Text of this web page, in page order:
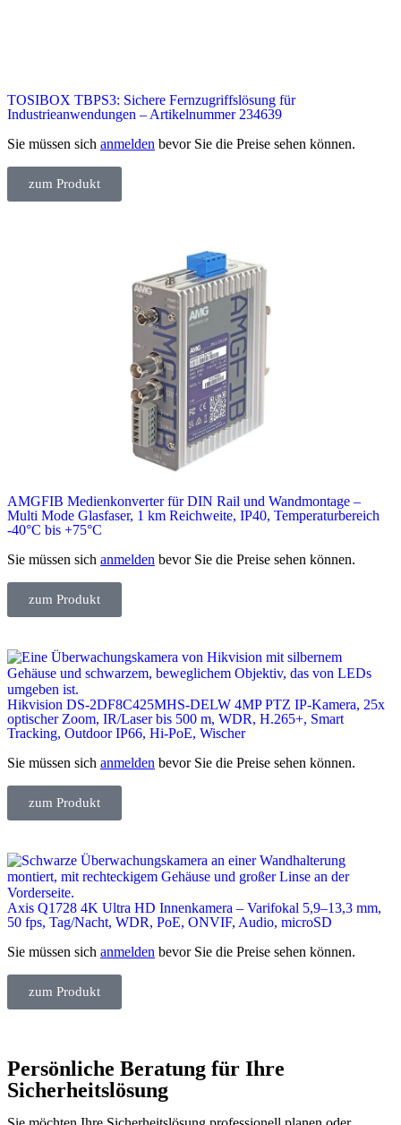
TOSIBOX TBPS3: Sichere Fernzugriffslösung für
Industrieanwendungen – Artikelnummer 234639
Sie müssen sich anmelden bevor Sie die Preise sehen können.
zum Produkt
AMGFIB Medienkonverter für DIN Rail und Wandmontage –
Multi Mode Glasfaser, 1 km Reichweite, IP40, Temperaturbereich
-40°C bis +75°C
Sie müssen sich anmelden bevor Sie die Preise sehen können.
zum Produkt
Hikvision DS-2DF8C425MHS-DELW 4MP PTZ IP-Kamera, 25x
optischer Zoom, IR/Laser bis 500 m, WDR, H.265+, Smart
Tracking, Outdoor IP66, Hi-PoE, Wischer
Sie müssen sich anmelden bevor Sie die Preise sehen können.
zum Produkt
Axis Q1728 4K Ultra HD Innenkamera – Varifokal 5,9–13,3 mm,
50 fps, Tag/Nacht, WDR, PoE, ONVIF, Audio, microSD
Sie müssen sich anmelden bevor Sie die Preise sehen können.
zum Produkt
Persönliche Beratung für Ihre
Sicherheitslösung